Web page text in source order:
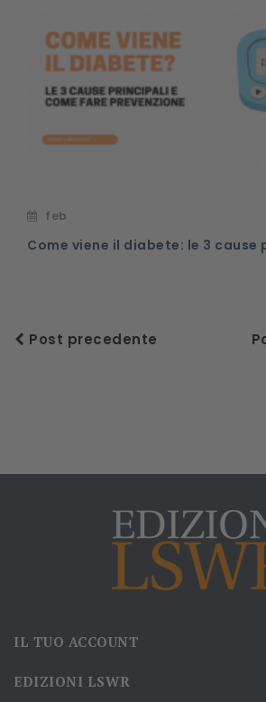
feb
Come viene il diabete: le 3 cause
Post precedente
IL TUO ACCOUNT
EDIZIONI LSWR